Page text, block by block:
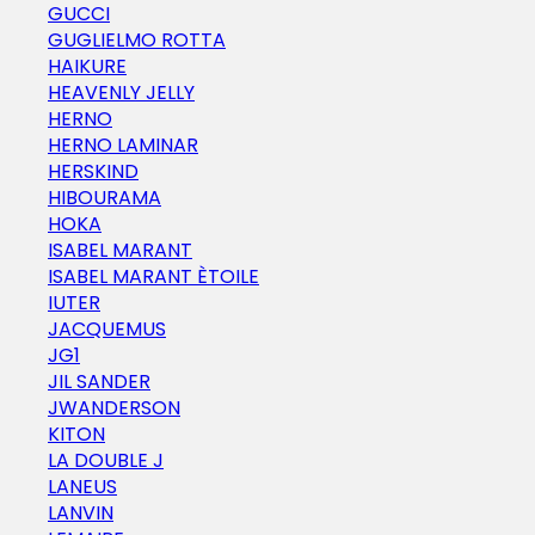
GUCCI
GUGLIELMO ROTTA
HAIKURE
HEAVENLY JELLY
HERNO
HERNO LAMINAR
HERSKIND
HIBOURAMA
HOKA
ISABEL MARANT
ISABEL MARANT ÈTOILE
IUTER
JACQUEMUS
JG1
JIL SANDER
JWANDERSON
KITON
LA DOUBLE J
LANEUS
LANVIN